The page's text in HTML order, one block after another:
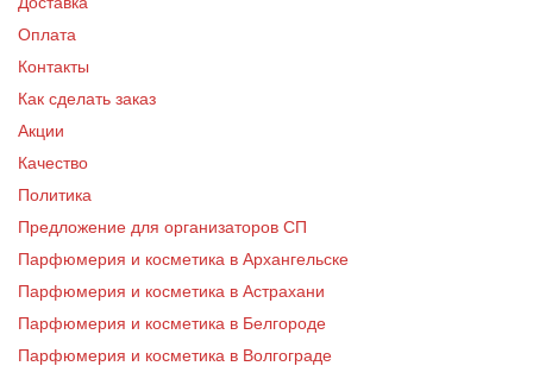
Оплата
Контакты
Как сделать заказ
Акции
Качество
Политика
Предложение для организаторов СП
Парфюмерия и косметика в Архангельске
Парфюмерия и косметика в Астрахани
Парфюмерия и косметика в Белгороде
Парфюмерия и косметика в Волгограде